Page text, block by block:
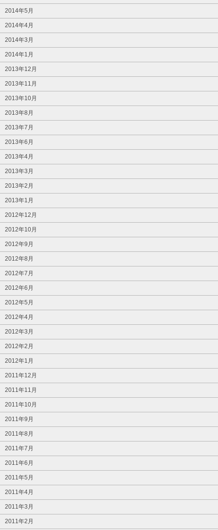
2014年5月
2014年4月
2014年3月
2014年1月
2013年12月
2013年11月
2013年10月
2013年8月
2013年7月
2013年6月
2013年4月
2013年3月
2013年2月
2013年1月
2012年12月
2012年10月
2012年9月
2012年8月
2012年7月
2012年6月
2012年5月
2012年4月
2012年3月
2012年2月
2012年1月
2011年12月
2011年11月
2011年10月
2011年9月
2011年8月
2011年7月
2011年6月
2011年5月
2011年4月
2011年3月
2011年2月